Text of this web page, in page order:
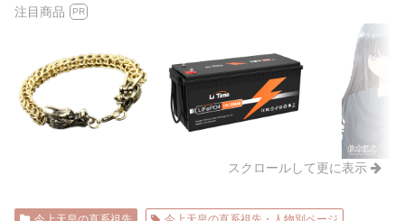
注目商品 PR
スクロールして更に表示